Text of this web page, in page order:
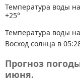
Температура воды
+25°
Температура воды
Восход солнца в
Прогноз
июня.